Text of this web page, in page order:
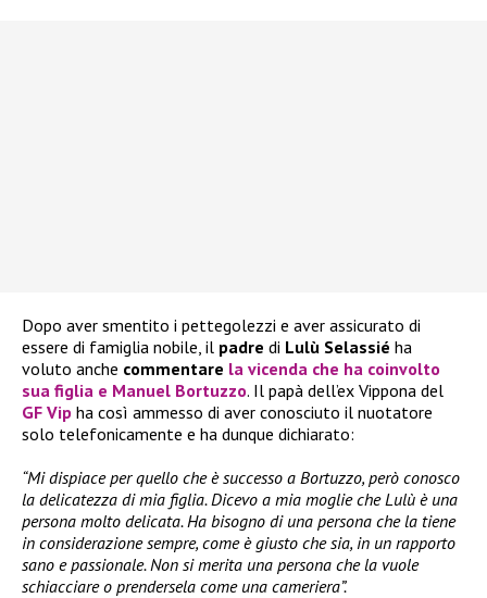
Dopo aver smentito i pettegolezzi e aver assicurato di
essere di famiglia nobile, il padre di Lulù Selassié ha
voluto anche commentare la vicenda che ha coinvolto
sua figlia e Manuel Bortuzzo. Il papà dell’ex Vippona del
GF Vip ha così ammesso di aver conosciuto il nuotatore
solo telefonicamente e ha dunque dichiarato:
“Mi dispiace per quello che è successo a Bortuzzo, però conosco
la delicatezza di mia figlia. Dicevo a mia moglie che Lulù è una
persona molto delicata. Ha bisogno di una persona che la tiene
in considerazione sempre, come è giusto che sia, in un rapporto
sano e passionale. Non si merita una persona che la vuole
schiacciare o prendersela come una cameriera”.